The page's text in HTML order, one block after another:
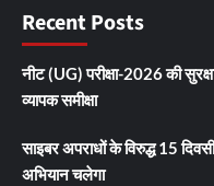
Recent Posts
नीट (UG) परीक्षा-2026 की
व्यापक समीक्षा
साइबर अपराधों के विरुद्ध 15
अभियान चलेगा